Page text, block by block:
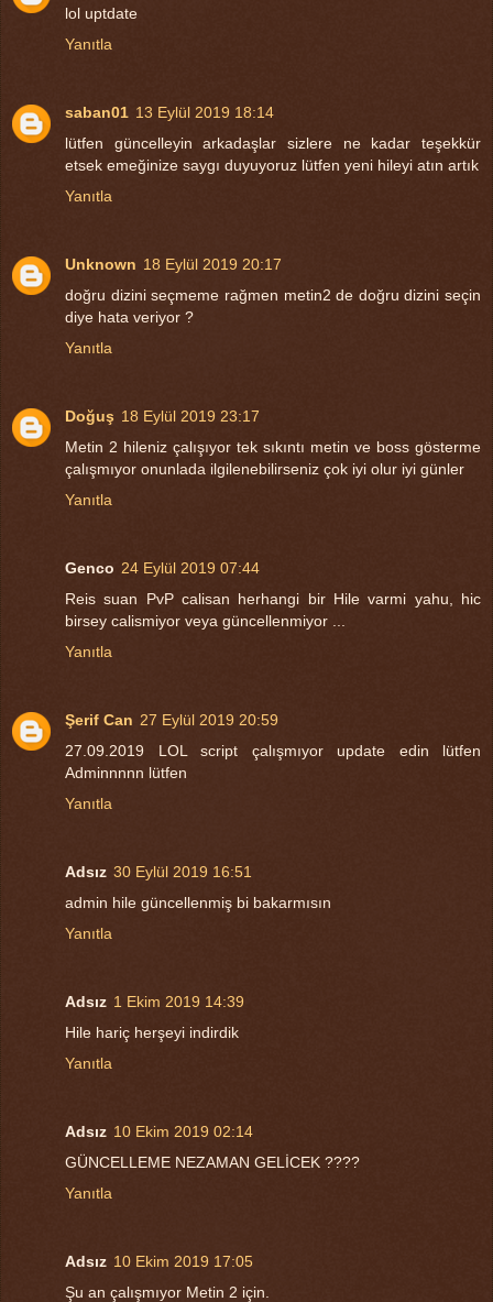
lol uptdate
Yanıtla
saban01 13 Eylül 2019 18:14
lütfen güncelleyin arkadaşlar sizlere ne kadar teşekkür
etsek emeğinize saygı duyuyoruz lütfen yeni hileyi atın artık
Yanıtla
Unknown 18 Eylül 2019 20:17
doğru dizini seçmeme rağmen metin2 de doğru dizini seçin
diye hata veriyor ?
Yanıtla
Doğuş 18 Eylül 2019 23:17
Metin 2 hileniz çalışıyor tek sıkıntı metin ve boss gösterme
çalışmıyor onunlada ilgilenebilirseniz çok iyi olur iyi günler
Yanıtla
Genco 24 Eylül 2019 07:44
Reis suan PvP calisan herhangi bir Hile varmi yahu, hic
birsey calismiyor veya güncellenmiyor ...
Yanıtla
Şerif Can 27 Eylül 2019 20:59
27.09.2019 LOL script çalışmıyor update edin lütfen
Adminnnnn lütfen
Yanıtla
Adsız 30 Eylül 2019 16:51
admin hile güncellenmiş bi bakarmısın
Yanıtla
Adsız 1 Ekim 2019 14:39
Hile hariç herşeyi indirdik
Yanıtla
Adsız 10 Ekim 2019 02:14
GÜNCELLEME NEZAMAN GELİCEK ????
Yanıtla
Adsız 10 Ekim 2019 17:05
Şu an çalışmıyor Metin 2 için.